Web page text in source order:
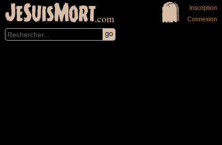
JeSuisMort.com
Inscription
Connexion